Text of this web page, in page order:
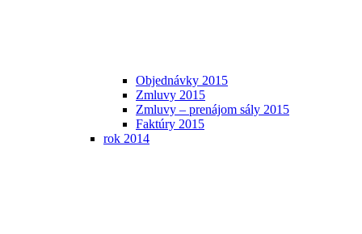
Objednávky 2015
Zmluvy 2015
Zmluvy – prenájom sály 2015
Faktúry 2015
rok 2014